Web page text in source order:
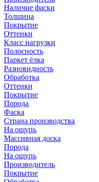
Наличие фаски
Толщина
Покрытие
Оттенки
Класс нагрузки
Полосность
Паркет ёлка
Разновидность
Обработка
Оттенки
Покрытие
Порода
Фаска
Страна производства
На ощупь
Массивная доска
Порода
На ощупь
Производитель
Покрытие